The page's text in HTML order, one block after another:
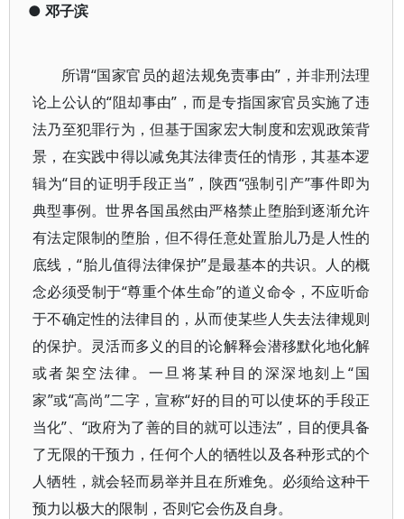
● 邓子滨
所谓“国家官员的超法规免责事由”，并非刑法理
论上公认的“阻却事由”，而是专指国家官员实施了违
法乃至犯罪行为，但基于国家宏大制度和宏观政策背
景，在实践中得以减免其法律责任的情形，其基本逻
辑为“目的证明手段正当”，陕西“强制引产”事件即为
典型事例。世界各国虽然由严格禁止堕胎到逐渐允许
有法定限制的堕胎，但不得任意处置胎儿乃是人性的
底线，“胎儿值得法律保护”是最基本的共识。人的概
念必须受制于“尊重个体生命”的道义命令，不应听命
于不确定性的法律目的，从而使某些人失去法律规则
的保护。灵活而多义的目的论解释会潜移默化地化解
或者架空法律。一旦将某种目的深深地刻上“国
家”或“高尚”二字，宣称“好的目的可以使坏的手段正
当化”、“政府为了善的目的就可以违法”，目的便具备
了无限的干预力，任何个人的牺牲以及各种形式的个
人牺牲，就会轻而易举并且在所难免。必须给这种干
预力以极大的限制，否则它会伤及自身。